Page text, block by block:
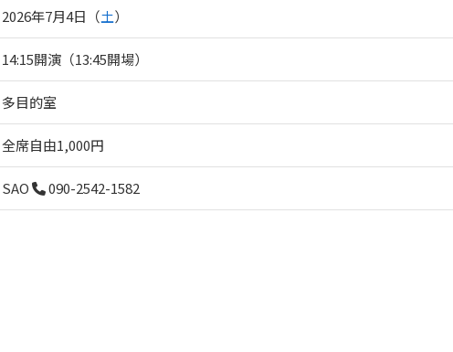
2026年7月4日（土
曜日
）
14:15開演（13:45開場）
多目的室
全席自由1,000円
SAO 090-2542-1582